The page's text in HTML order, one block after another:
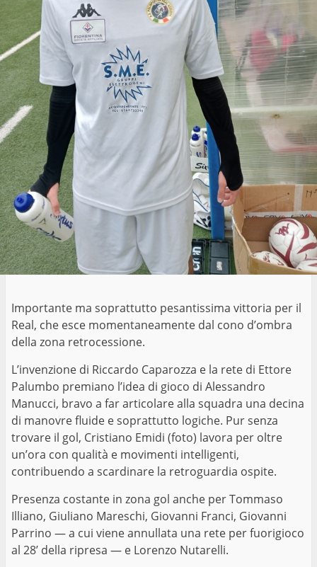
Importante ma soprattutto pesantissima vittoria per il
Real, che esce momentaneamente dal cono d’ombra
della zona retrocessione.
L’invenzione di Riccardo Caparozza e la rete di Ettore
Palumbo premiano l’idea di gioco di Alessandro
Manucci, bravo a far articolare alla squadra una decina
di manovre fluide e soprattutto logiche. Pur senza
trovare il gol, Cristiano Emidi (foto) lavora per oltre
un’ora con qualità e movimenti intelligenti,
contribuendo a scardinare la retroguardia ospite.
Presenza costante in zona gol anche per Tommaso
Illiano, Giuliano Mareschi, Giovanni Franci, Giovanni
Parrino — a cui viene annullata una rete per fuorigioco
al 28’ della ripresa — e Lorenzo Nutarelli.